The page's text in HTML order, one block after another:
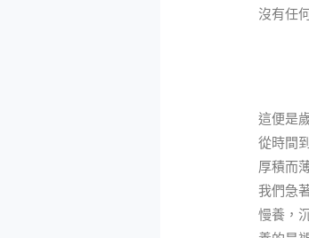
沒有任
這便是
從時間
厚積而
我們急
慢養，